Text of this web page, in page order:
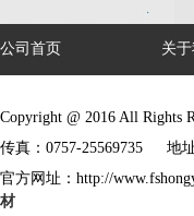
公司首页 关
Copyright @ 2016 All
传真：0757-25569735 地
官方网址：http://
材